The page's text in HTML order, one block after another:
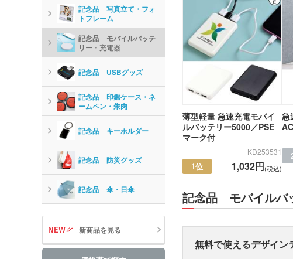
薄型軽量 急速充電モバイ
ルバッテリー5000／PSE
マーク付
KD253531
1位 1,032円(税込)
急
記念品 モバイルバ
無料で使えるデザイン
記念品 写真立て・フォ
トフレーム
記念品 モバイルバッテ
リー・充電器
記念品 USBグッズ
記念品 印鑑ケース・ネ
ームペン・朱肉
記念品 キーホルダー
記念品 防災グッズ
記念品 傘・日傘
新商品を見る